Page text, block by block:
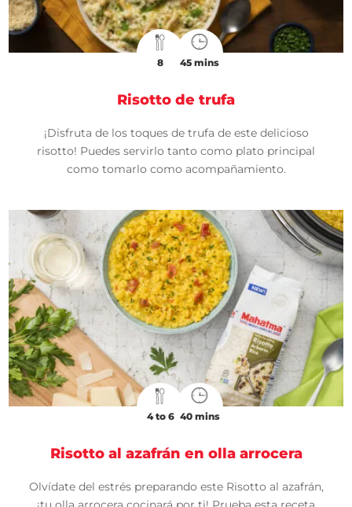
8 45 mins
Risotto de trufa
¡Disfruta de los toques de trufa de este delicioso
risotto! Puedes servirlo tanto como plato principal
como tomarlo como acompañamiento.
4 to 6 40 mins
Risotto al azafrán en olla arrocera
Olvídate del estrés preparando este Risotto al azafrán,